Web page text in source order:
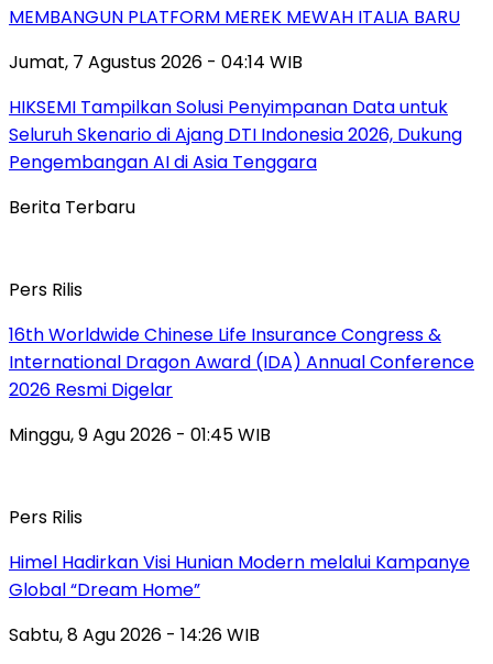
MEMBANGUN PLATFORM MEREK MEWAH ITALIA BARU
Jumat, 7 Agustus 2026 - 04:14 WIB
HIKSEMI Tampilkan Solusi Penyimpanan Data untuk
Seluruh Skenario di Ajang DTI Indonesia 2026, Dukung
Pengembangan AI di Asia Tenggara
Berita Terbaru
Pers Rilis
16th Worldwide Chinese Life Insurance Congress &
International Dragon Award (IDA) Annual Conference
2026 Resmi Digelar
Minggu, 9 Agu 2026 - 01:45 WIB
Pers Rilis
Himel Hadirkan Visi Hunian Modern melalui Kampanye
Global “Dream Home”
Sabtu, 8 Agu 2026 - 14:26 WIB